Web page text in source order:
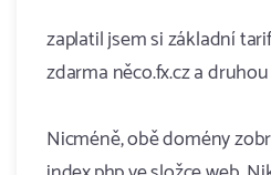
zaplatil jsem si základní
zdarma něco.fx.cz a
Nicméně, obě domény